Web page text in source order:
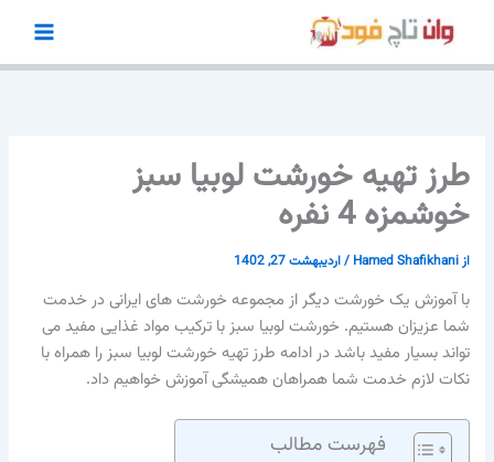
محتوا
طرز تهیه خورشت لوبیا سبز
خوشمزه 4 نفره
ازHamed Shafikhani
/اردیبهشت 27, 1402
با آموزش یک خورشت دیگر از مجموعه خورشت های ایرانی در خدمت
شما عزیزان هستیم. خورشت لوبیا سبز با ترکیب مواد غذایی مفید می
تواند بسیار مفید باشد در ادامه طرز تهیه خورشت لوبیا سبز را همراه با
نکات لازم خدمت شما همراهان همیشگی آموزش خواهیم داد.
فهرست مطالب